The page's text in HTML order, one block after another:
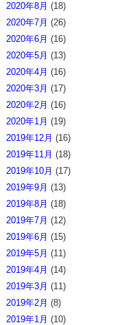
2020年8月 (18)
2020年7月 (26)
2020年6月 (16)
2020年5月 (13)
2020年4月 (16)
2020年3月 (17)
2020年2月 (16)
2020年1月 (19)
2019年12月 (16)
2019年11月 (18)
2019年10月 (17)
2019年9月 (13)
2019年8月 (18)
2019年7月 (12)
2019年6月 (15)
2019年5月 (11)
2019年4月 (14)
2019年3月 (11)
2019年2月 (8)
2019年1月 (10)